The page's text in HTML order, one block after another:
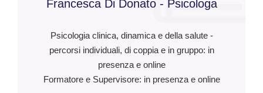
Francesca Di Donato - Psicologa
Psicologia clinica, dinamica e della salute -
percorsi individuali, di coppia e in gruppo: in
presenza e online
Formatore e Supervisore: in presenza e online